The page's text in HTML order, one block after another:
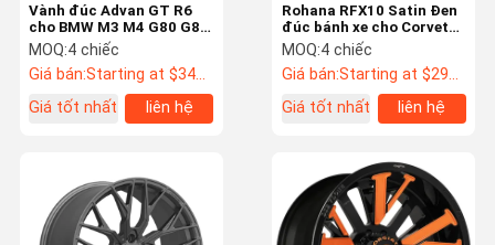
Vành đúc Advan GT R6
cho BMW M3 M4 G80 G82
Toyota Supra GR Yaris
Nâng cấp hiệu năng
MOQ:4 chiếc
Giá bán:Starting at $340 US Dollars ea
Giá tốt nhất
liên hệ
Rohana RFX10 Satin Đen
đúc bánh xe cho Corvette
C8
MOQ:4 chiếc
Giá bán:Starting at $295 US Dollars ea
Giá tốt nhất
liên hệ